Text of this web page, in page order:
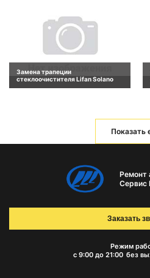
Замена трапеции
стеклоочистителя Lifan Solano
Показать
Ремонт
Сервис
Режим
с 9:00 до 21:00 без
Заказать